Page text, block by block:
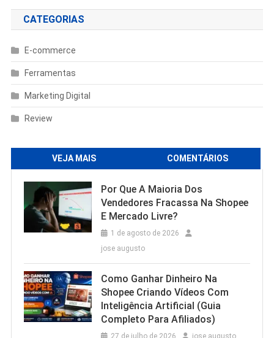
CATEGORIAS
E-commerce
Ferramentas
Marketing Digital
Review
VEJA MAIS COMENTÁRIOS
Por Que A Maioria Dos
Vendedores Fracassa Na Shopee
E Mercado Livre?
1 de agosto de 2026
jose augusto
Como Ganhar Dinheiro Na
Shopee Criando Vídeos Com
Inteligência Artificial (Guia
Completo Para Afiliados)
27 de julho de 2026 jose augusto